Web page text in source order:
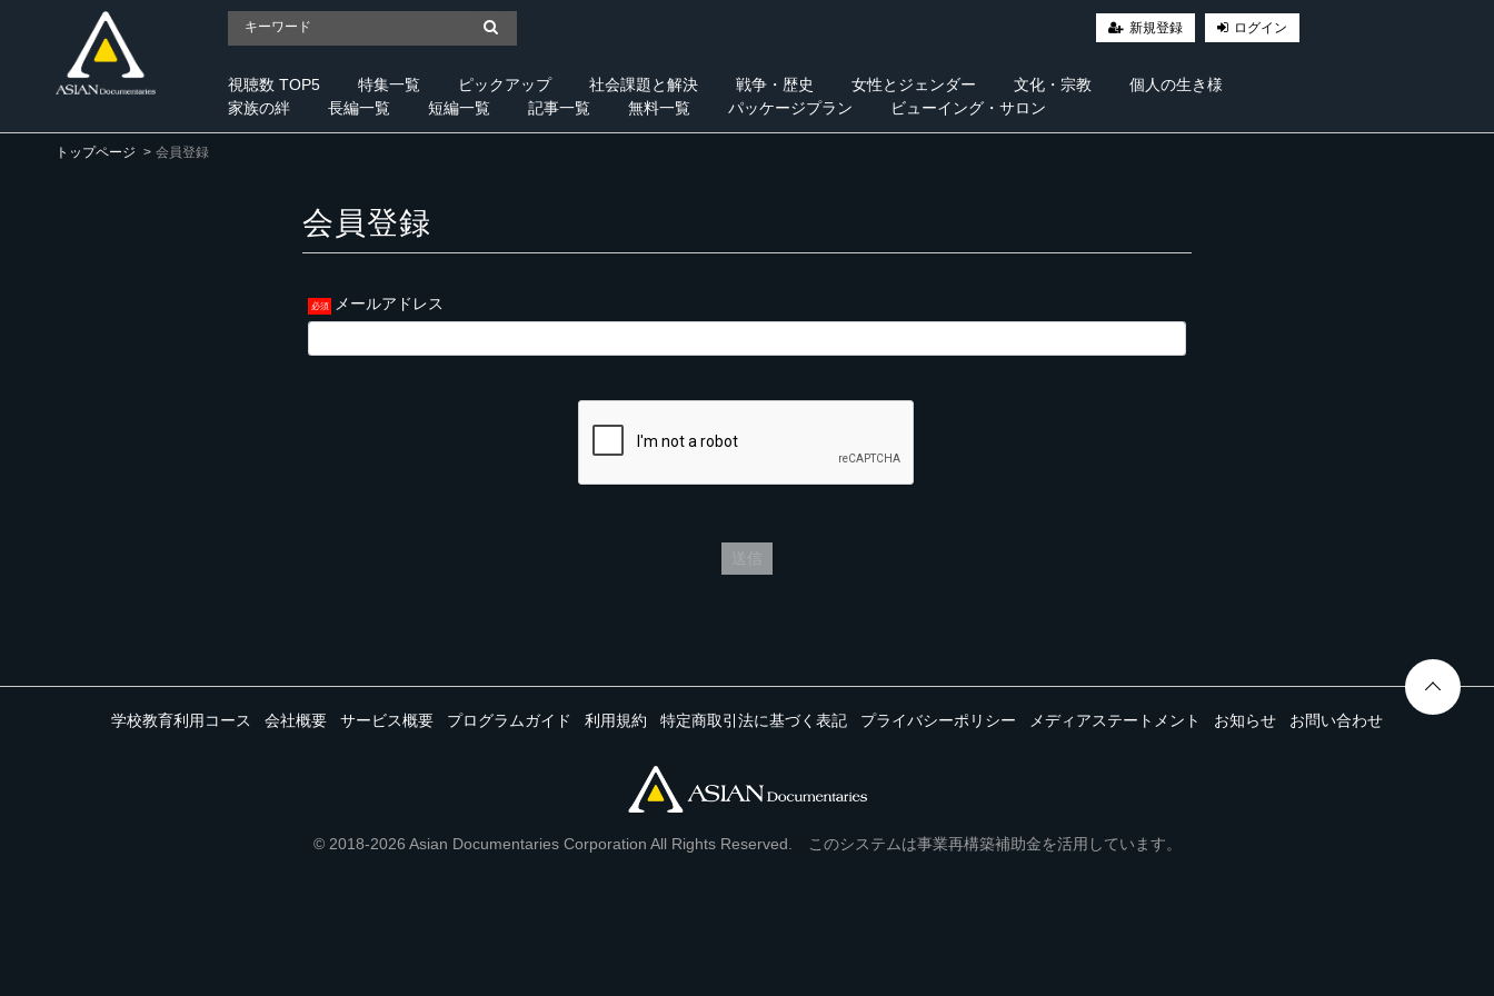
新規登録 ログイン
視聴数 TOP5 特集一覧 ピックアップ 社会課題と解決 戦争・歴史 女性とジェンダー 文化・宗教
個人の生き様
家族の絆
長編一覧 短編一覧 記事一覧 無料一覧 パッケージプラン ビューイング・サロン
トップページ 会員登録
会員登録
メールアドレス
学校教育利用コース 会社概要 サービス概要 プログラムガイド 利用規約 特定商取引法に基づく表記 プライバシーポリシー メディアステートメント お知らせ お問い合わせ
© 2018-2026 Asian Documentaries Corporation All Rights Reserved. このシステムは事業再構築補助金を活用しています。